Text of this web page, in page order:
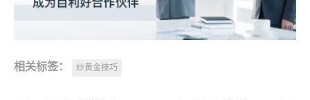
相关标签： 炒黄金技巧